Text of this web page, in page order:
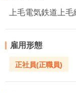
上毛電気鉄道上
雇用形態
正社員(正職員)